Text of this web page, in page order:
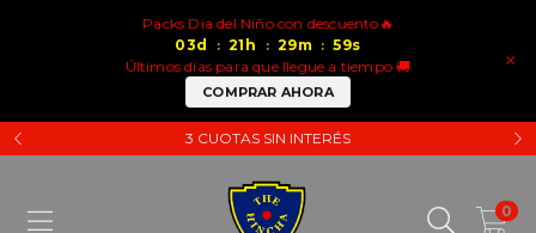
×
Packs Dia del Niño con descuento🔥
03d : 21 h : 29m : 59s
Últimos días para que llegue a tiempo 🚚
COMPRAR AHORA
3 CUOTAS SIN INTERÉS
0